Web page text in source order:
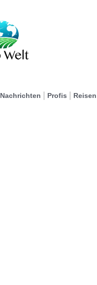
Nachrichten Profis Reisen